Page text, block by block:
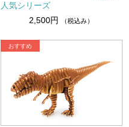
人気シリーズ
2,500円
（税込み）